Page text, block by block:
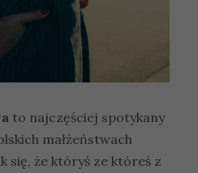
to najczęściej spotykany
małżeństwach
się, że któryś ze któreś z